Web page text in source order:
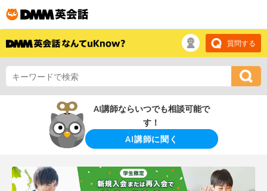
質問する
AI講師ならいつでも相談可能で
す！
AI講師に聞く